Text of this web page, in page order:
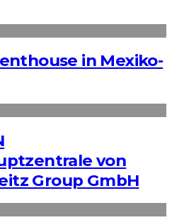
in Mexiko-
von
Group GmbH